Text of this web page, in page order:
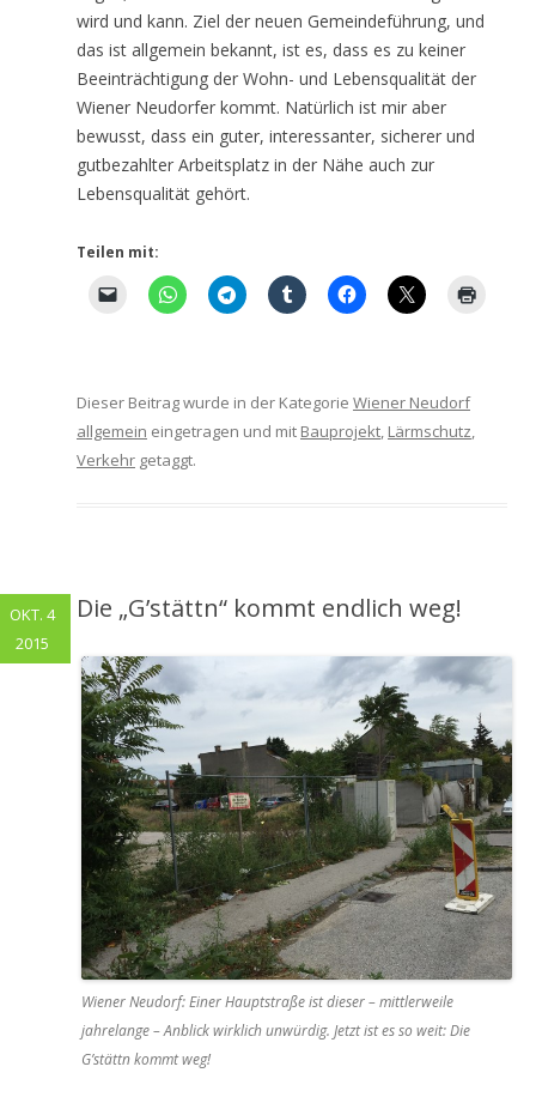
wird und kann. Ziel der neuen Gemeindeführung, und
das ist allgemein bekannt, ist es, dass es zu keiner
Beeinträchtigung der Wohn- und Lebensqualität der
Wiener Neudorfer kommt. Natürlich ist mir aber
bewusst, dass ein guter, interessanter, sicherer und
gutbezahlter Arbeitsplatz in der Nähe auch zur
Lebensqualität gehört.
Teilen mit:
Dieser Beitrag wurde in der Kategorie Wiener Neudorf
allgemein eingetragen und mit Bauprojekt, Lärmschutz,
Verkehr getaggt.
Die „G’stättn“ kommt endlich weg!
Wiener Neudorf: Einer Hauptstraße ist dieser – mittlerweile
jahrelange – Anblick wirklich unwürdig. Jetzt ist es so weit: Die
G’stättn kommt weg!
OKT. 4
2015